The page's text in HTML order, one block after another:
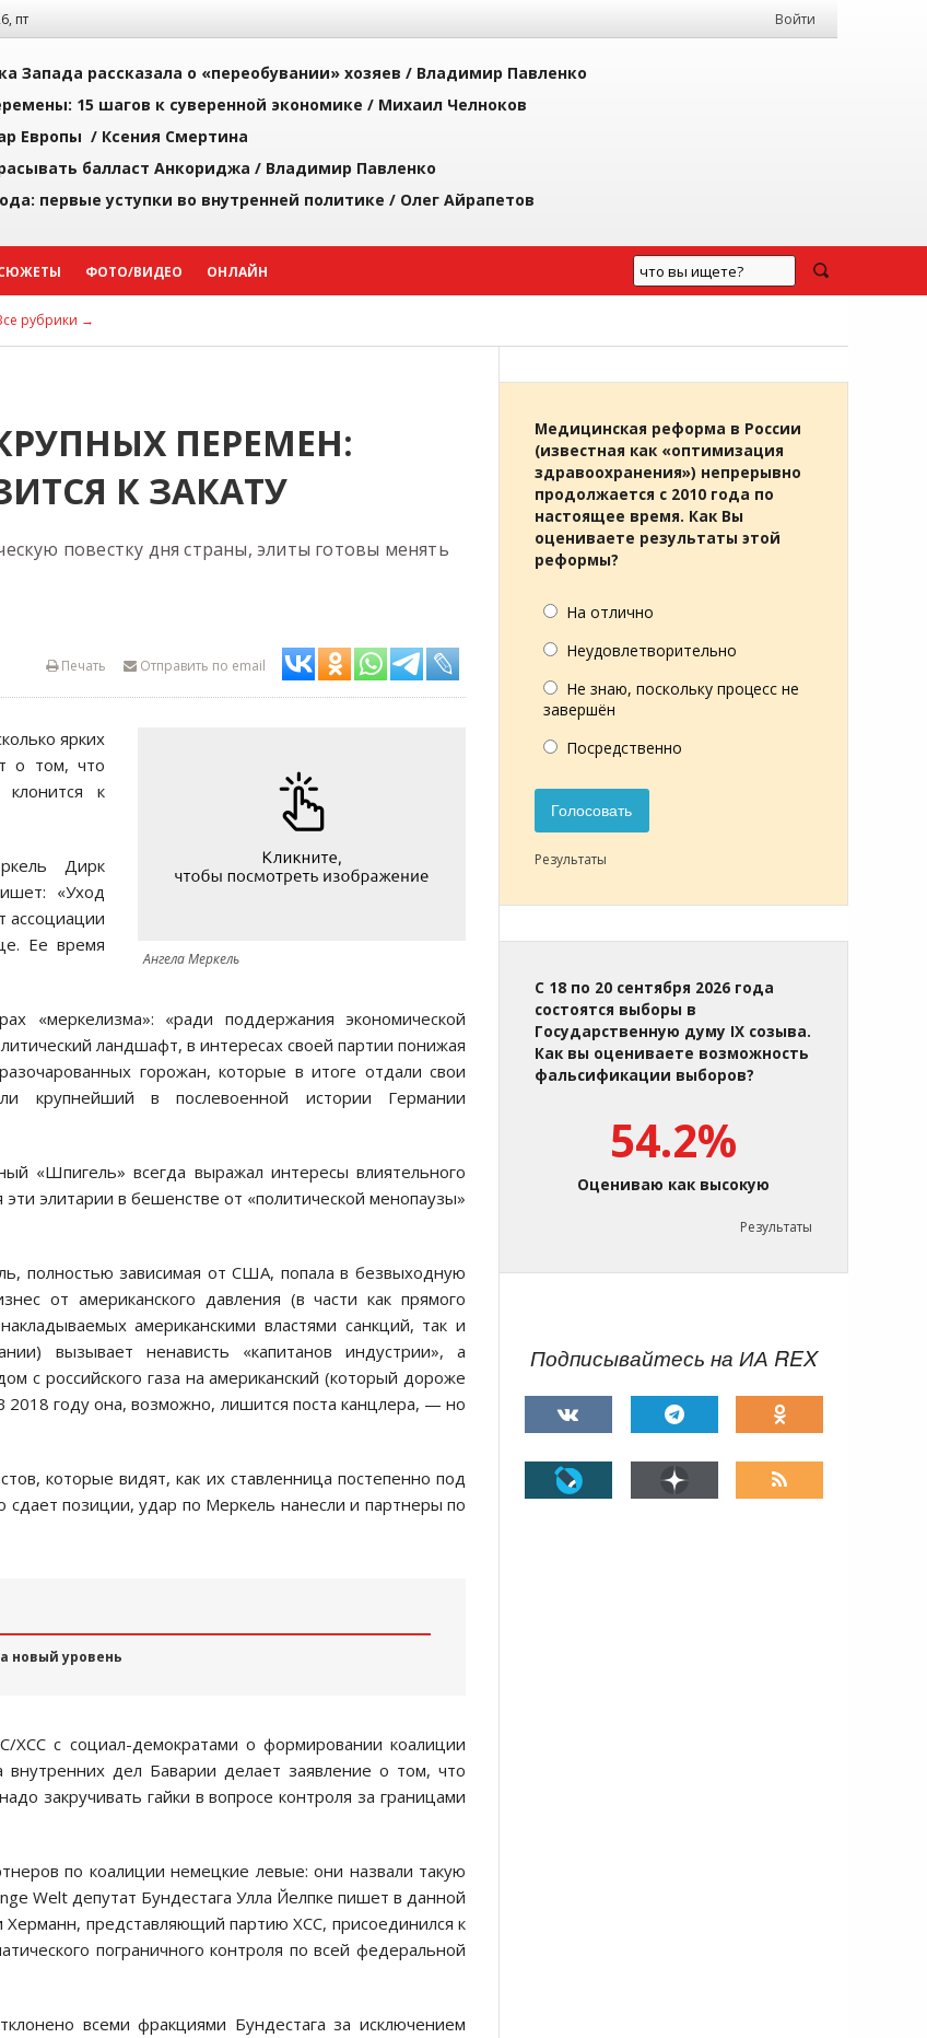
пт Войти
Запада рассказала о «переобувании» хозяев / Владимир Павленко
15 шагов к суверенной экономике / Михаил Челноков
Европы / Ксения Смертина
балласт Анкориджа / Владимир Павленко
первые уступки во внутренней политике / Олег Айрапетов
ФОТО/ВИДЕО ОНЛАЙН
рубрики →
ПЕРЕМЕН:
К ЗАКАТУ
повестку дня страны, элиты готовы менять
Отправить по email
Печать
Ангела Меркель
ярких
о том, что
клонится к
Дирк
«Уход
ассоциации
Ее время
«меркелизма»: «ради поддержания экономической
ландшафт, в интересах своей партии понижая
горожан, которые в итоге отдали свои
крупнейший в послевоенной истории Германии
«Шпигель» всегда выражал интересы влиятельного
элитарии в бешенстве от «политической менопаузы»
полностью зависимая от США, попала в безвыходную
от американского давления (в части как прямого
американскими властями санкций, так и
вызывает ненависть «капитанов индустрии», а
с российского газа на американский (который дороже
году она, возможно, лишится поста канцлера, — но
которые видят, как их ставленница постепенно под
позиции, удар по Меркель нанесли и партнеры по
новый уровень
ХСС с социал-демократами о формировании коалиции
дел Баварии делает заявление о том, что
закручивать гайки в вопросе контроля за границами
по коалиции немецкие левые: они назвали такую
Welt депутат Бундестага Улла Йелпке пишет в данной
представляющий партию ХСС, присоединился к
пограничного контроля по всей федеральной
всеми фракциями Бундестага за исключением
Медицинская реформа в России
(известная как «оптимизация
здравоохранения») непрерывно
продолжается с 2010 года по
настоящее время. Как Вы
оцениваете результаты этой
реформы?
На отлично
Неудовлетворительно
Не знаю, поскольку процесс не
завершён
Посредственно
Голосовать
Результаты
С 18 по 20 сентября 2026 года
состоятся выборы в
Государственную думу IX созыва.
Как вы оцениваете возможность
фальсификации выборов?
54.2%
Оцениваю как высокую
Результаты
Подписывайтесь на ИА REX